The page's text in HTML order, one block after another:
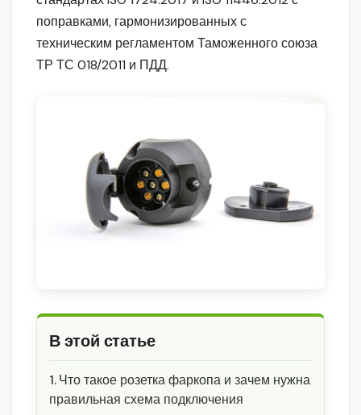
поправками, гармонизированных с
техническим регламентом Таможенного союза
ТР ТС 018/2011 и ПДД.
В этой статье
Что такое розетка фаркопа и зачем нужна
правильная схема подключения